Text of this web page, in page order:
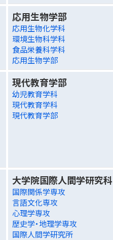
応用生物学部
応用生物化学科
環境生物科学科
食品栄養科学科
応用生物学部
現代教育学部
幼児教育学科
現代教育学科
現代教育学部
大学院国際人間学研究科
国際関係学専攻
言語文化専攻
心理学専攻
歴史学・地理学専攻
国際人間学研究所